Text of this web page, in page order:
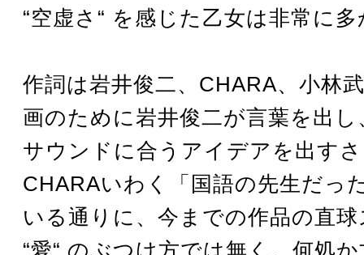
“空虚さ“ を感じた乙女は非常に
作詞は岩井俊二、CHARA、小林
画のために岩井俊二が言葉を出し
サウンドに合うアイデアを出す
CHARAいわく「国語の先生だっ
いる通りに、今までの作品の直
“愛“ のぶつけ方では無く、何処